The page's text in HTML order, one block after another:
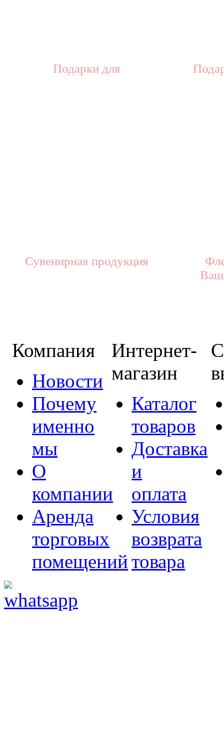
Подарки для
Сувенирная продукция
Компания
Новости
Почему
именно
мы
О
компании
Аренда
торговых
помещений
Интернет-
магазин
Каталог
товаров
Доставка
и
оплата
Условия
возврата
товара